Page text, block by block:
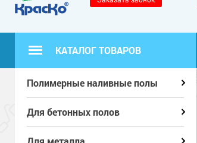
КАТАЛОГ ТОВАРОВ
Полимерные наливные полы
Для бетонных полов
Полимерные наливные полы
Для бетонных полов